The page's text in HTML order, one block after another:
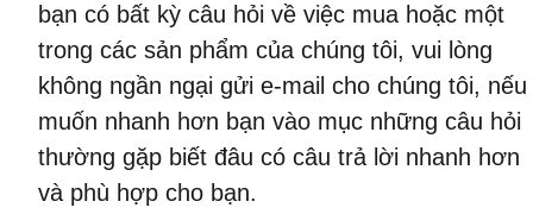
bạn có bất kỳ câu hỏi về việc mua hoặc một
trong các sản phẩm của chúng tôi, vui lòng
không ngần ngại gửi e-mail cho chúng tôi, nếu
muốn nhanh hơn bạn vào mục những câu hỏi
thường gặp biết đâu có câu trả lời nhanh hơn
và phù hợp cho bạn.